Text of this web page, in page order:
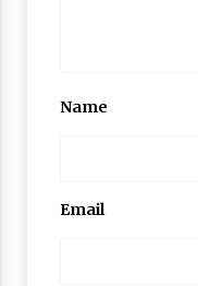
Name
Email